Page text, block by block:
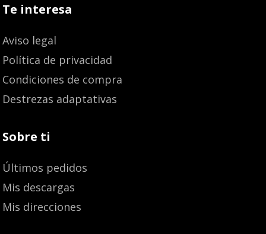
Te interesa
Aviso legal
Política de privacidad
Condiciones de compra
Destrezas adaptativas
Sobre ti
Últimos pedidos
Mis descargas
Mis direcciones